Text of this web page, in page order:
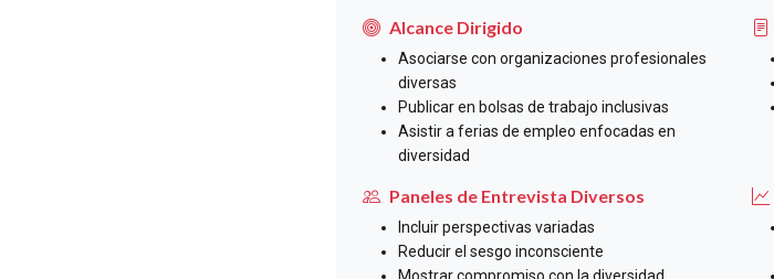
Alcance Dirigido
Asociarse con organizaciones profesionales
diversas
Publicar en bolsas de trabajo inclusivas
Asistir a ferias de empleo enfocadas en
diversidad
Paneles de Entrevista Diversos
Incluir perspectivas variadas
Reducir el sesgo inconsciente